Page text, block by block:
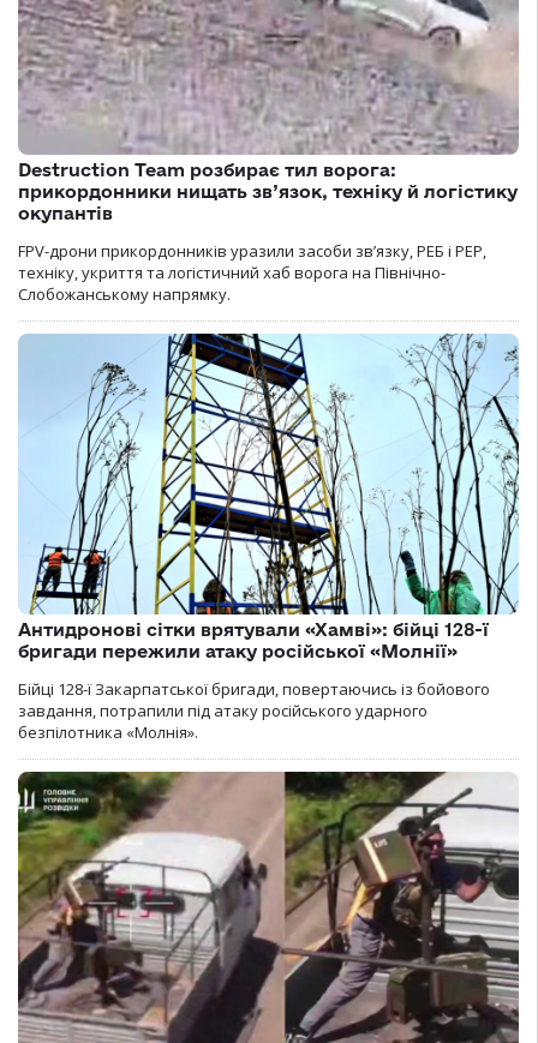
Destruction Team розбирає тил ворога:
прикордонники нищать зв’язок, техніку й логістику
окупантів
FPV-дрони прикордонників уразили засоби зв’язку, РЕБ і РЕР,
техніку, укриття та логістичний хаб ворога на Північно-
Слобожанському напрямку.
Антидронові сітки врятували «Хамві»: бійці 128-ї
бригади пережили атаку російської «Молнії»
Бійці 128-ї Закарпатської бригади, повертаючись із бойового
завдання, потрапили під атаку російського ударного
безпілотника «Молнія».